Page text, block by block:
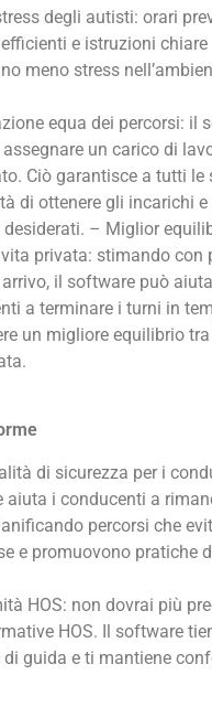
degli autisti: orari
e istruzioni chiare
meno stress
equa dei percorsi: il
un carico di
Ciò garantisce a tutti le
di ottenere gli incarichi e
desiderati. – Miglior
privata: stimando con
il software può
a terminare i turni in
un migliore equilibrio
di sicurezza per i
aiuta i conducenti a
percorsi che
e promuovono pratiche
HOS: non dovrai più
HOS. Il software
di guida e ti mantiene